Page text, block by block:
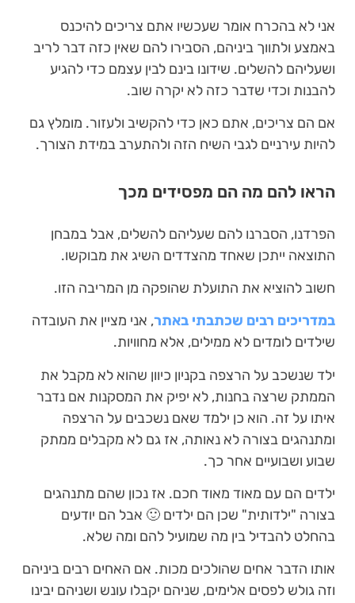
אני לא בהכרח אומר שעכשיו אתם צריכים להיכנס
באמצע ולתווך ביניהם, הסבירו להם שאין כזה דבר לריב
ושעליהם להשלים. שידונו בינם לבין עצמם כדי להגיע
להבנות וכדי שדבר כזה לא יקרה שוב.
אם הם צריכים, אתם כאן כדי להקשיב ולעזור. מומלץ גם
להיות עירניים לגבי השיח הזה ולהתערב במידת הצורך.
הראו להם מה הם מפסידים מכך
הפרדנו, הסברנו להם שעליהם להשלים, אבל במבחן
התוצאה ייתכן שאחד מהצדדים השיג את מבוקשו.
חשוב להוציא את התועלת שהופקה מן המריבה הזו.
במדריכים רבים שכתבתי באתר, אני מציין את העובדה
שילדים לומדים לא ממילים, אלא מחוויות.
ילד שנשכב על הרצפה בקניון כיוון שהוא לא מקבל את
הממתק שרצה בחנות, לא יפיק את המסקנות אם נדבר
איתו על זה. הוא כן ילמד שאם נשכבים על הרצפה
ומתנהגים בצורה לא נאותה, אז גם לא מקבלים ממתק
שבוע ושבועיים אחר כך.
ילדים הם עם מאוד מאוד חכם. אז נכון שהם מתנהגים
בצורה "ילדותית" שכן הם ילדים 🙂 אבל הם יודעים
בהחלט להבדיל בין מה שמועיל להם ומה שלא.
אותו הדבר אחים שהולכים מכות. אם האחים רבים ביניהם
וזה גולש לפסים אלימים, שניהם יקבלו עונש ושניהם יבינו